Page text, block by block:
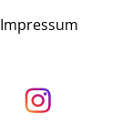
Impressum